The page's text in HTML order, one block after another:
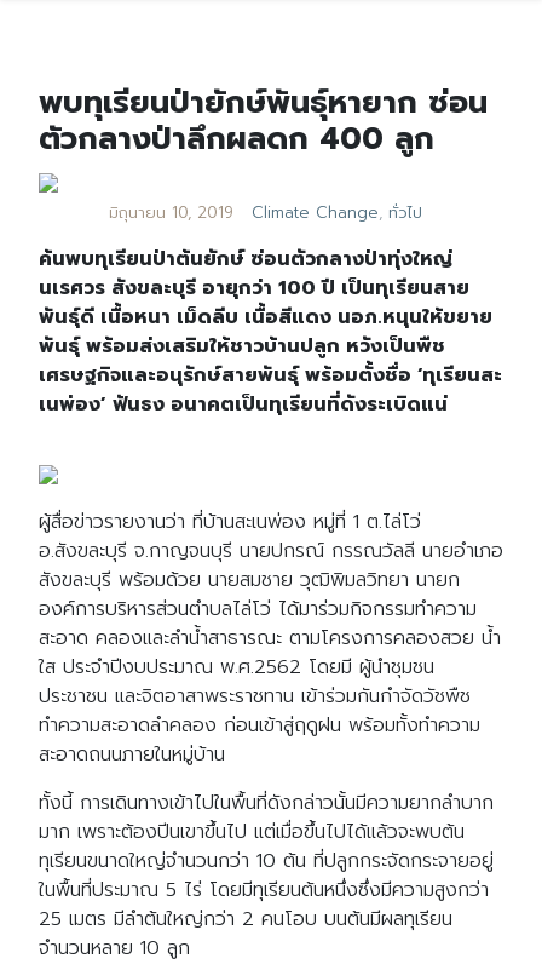
พบทุเรียนป่ายักษ์พันธุ์หายาก ซ่อน
ตัวกลางป่าลึกผลดก 400 ลูก
มิถุนายน 10, 2019 Climate Change, ทั่วไป
ค้นพบทุเรียนป่าต้นยักษ์ ซ่อนตัวกลางป่าทุ่งใหญ่
นเรศวร สังขละบุรี อายุกว่า 100 ปี เป็นทุเรียนสาย
พันธุ์ดี เนื้อหนา เม็ดลีบ เนื้อสีแดง นอภ.หนุนให้ขยาย
พันธุ์ พร้อมส่งเสริมให้ชาวบ้านปลูก หวังเป็นพืช
เศรษฐกิจและอนุรักษ์สายพันธุ์ พร้อมตั้งชื่อ ‘ทุเรียนสะ
เนพ่อง’ ฟันธง อนาคตเป็นทุเรียนที่ดังระเบิดแน่
ผู้สื่อข่าวรายงานว่า ที่บ้านสะเนพ่อง หมู่ที่ 1 ต.ไล่โว่
อ.สังขละบุรี จ.กาญจนบุรี นายปกรณ์ กรรณวัลลี นายอำเภอ
สังขละบุรี พร้อมด้วย นายสมชาย วุฒิพิมลวิทยา นายก
องค์การบริหารส่วนตำบลไล่โว่ ได้มาร่วมกิจกรรมทำความ
สะอาด คลองและลำน้ำสาธารณะ ตามโครงการคลองสวย น้ำ
ใส ประจำปีงบประมาณ พ.ศ.2562 โดยมี ผู้นำชุมชน
ประชาชน และจิตอาสาพระราชทาน เข้าร่วมกันกำจัดวัชพืช
ทำความสะอาดลำคลอง ก่อนเข้าสู่ฤดูฝน พร้อมทั้งทำความ
สะอาดถนนภายในหมู่บ้าน
ทั้งนี้ การเดินทางเข้าไปในพื้นที่ดังกล่าวนั้นมีความยากลำบาก
มาก เพราะต้องปีนเขาขึ้นไป แต่เมื่อขึ้นไปได้แล้วจะพบต้น
ทุเรียนขนาดใหญ่จำนวนกว่า 10 ต้น ที่ปลูกกระจัดกระจายอยู่
ในพื้นที่ประมาณ 5 ไร่ โดยมีทุเรียนต้นหนึ่งซึ่งมีความสูงกว่า
25 เมตร มีลำต้นใหญ่กว่า 2 คนโอบ บนต้นมีผลทุเรียน
จำนวนหลาย 10 ลูก